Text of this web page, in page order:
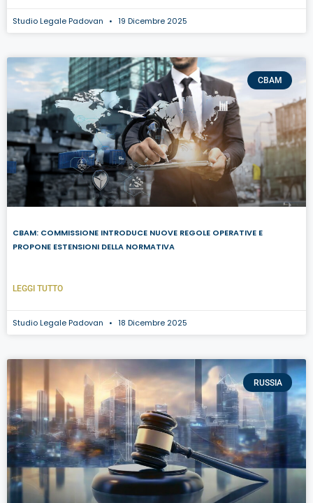
Studio Legale Padovan 19 Dicembre 2025
CBAM
CBAM: COMMISSIONE INTRODUCE NUOVE REGOLE OPERATIVE E
PROPONE ESTENSIONI DELLA NORMATIVA
LEGGI TUTTO
Studio Legale Padovan 18 Dicembre 2025
RUSSIA